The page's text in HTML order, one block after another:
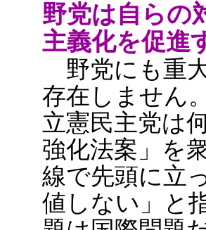
野党は自らの
主義化を促進
野党にも重
存在しません
立憲民主党は
強化法案」を
線で先頭に立
値しない」と